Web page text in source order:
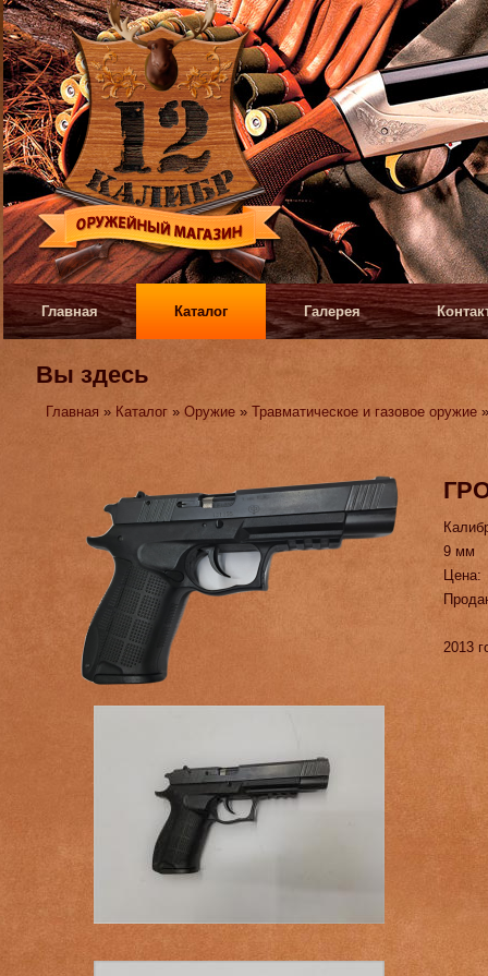
Главная Каталог Галерея
Вы здесь
Главная » Каталог »Оружие »Травматическое и газовое оружие
9 мм
Цена:
2013